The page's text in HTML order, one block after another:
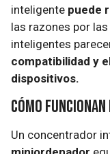
inteligente puede
las razones por
inteligentes
compatibilidad y
dispositivos.
Cómo
Un concentrador